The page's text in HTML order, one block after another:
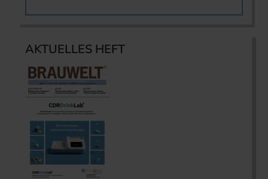
AKTUELLES HEFT